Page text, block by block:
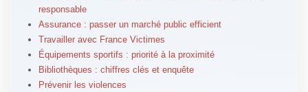
responsable
Assurance : passer un marché public efficient
Travailler avec France Victimes
Équipements sportifs : priorité à la proximité
Bibliothèques : chiffres clés et enquête
Prévenir les violences